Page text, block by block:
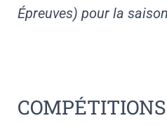
Épreuves) pour la